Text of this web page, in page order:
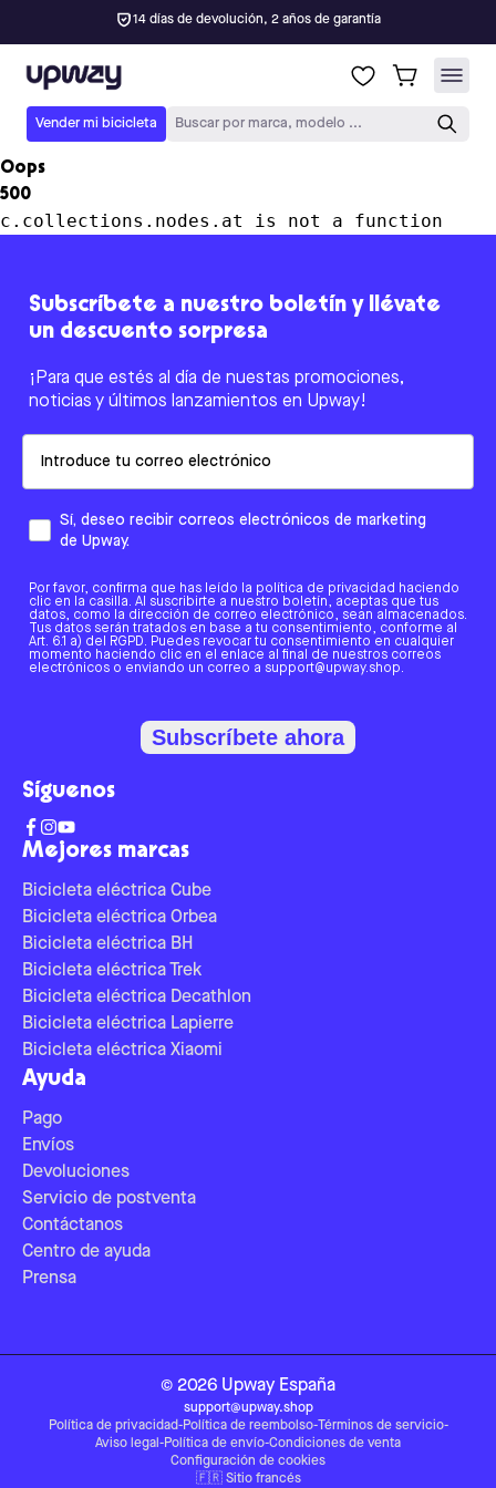
14 días de devolución, 2 años de garantía
Upway
Vender mi bicicleta Buscar por marca, modelo ...
Oops
500
c.collections.nodes.at is not a function
Mejores marcas
Bicicleta eléctrica Cube
Bicicleta eléctrica Orbea
Bicicleta eléctrica BH
Bicicleta eléctrica Trek
Bicicleta eléctrica Decathlon
Bicicleta eléctrica Lapierre
Bicicleta eléctrica Xiaomi
Ayuda
Pago
Envíos
Devoluciones
Servicio de postventa
Contáctanos
Centro de ayuda
Prensa
Subscríbete a nuestro boletín y llévate
un descuento sorpresa
¡Para que estés al día de nuestas promociones,
noticias y últimos lanzamientos en Upway!
Sí, deseo recibir correos electrónicos de marketing
de Upway.
Por favor, confirma que has leído la política de privacidad haciendo
clic en la casilla. Al suscribirte a nuestro boletín, aceptas que tus
datos, como la dirección de correo electrónico, sean almacenados.
Tus datos serán tratados en base a tu consentimiento, conforme al
Art. 6.1 a) del RGPD. Puedes revocar tu consentimiento en cualquier
momento haciendo clic en el enlace al final de nuestros correos
electrónicos o enviando un correo a support@upway.shop.
Subscríbete ahora
Síguenos
© 2026 Upway España
support@upway.shop
Política de privacidad-Política de reembolso-Términos de servicio-
Aviso legal -Política de envío-Condiciones de venta
Configuración de cookies
🇫🇷 Sitio francés